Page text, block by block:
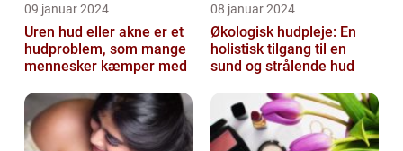
09 januar 2024
Uren hud eller akne er et
hudproblem, som mange
mennesker kæmper med
08 januar 2024
Økologisk hudpleje: En
holistisk tilgang til en
sund og strålende hud